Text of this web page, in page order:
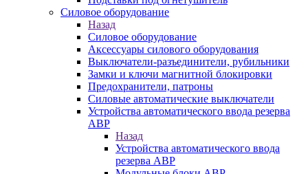
Силовое оборудование
Назад
Силовое оборудование
Аксессуары силового оборудования
Выключатели-разъединители, рубильники
Замки и ключи магнитной блокировки
Предохранители, патроны
Силовые автоматические выключатели
Устройства автоматического ввода резерва
АВР
Назад
Устройства автоматического ввода
резерва АВР